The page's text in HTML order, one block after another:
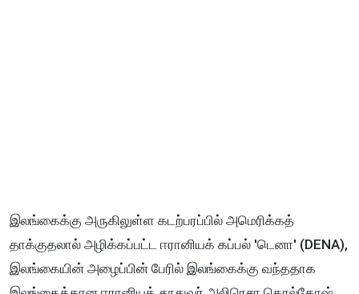
இலங்கைக்கு அருகிலுள்ள கடற்பரப்பில் அமெரிக்கத்
தாக்குதலால் அழிக்கப்பட்ட ஈரானியக் கப்பல் 'டெனா' (DENA),
இலங்கையின் அழைப்பின் பேரில் இலங்கைக்கு வந்ததாக